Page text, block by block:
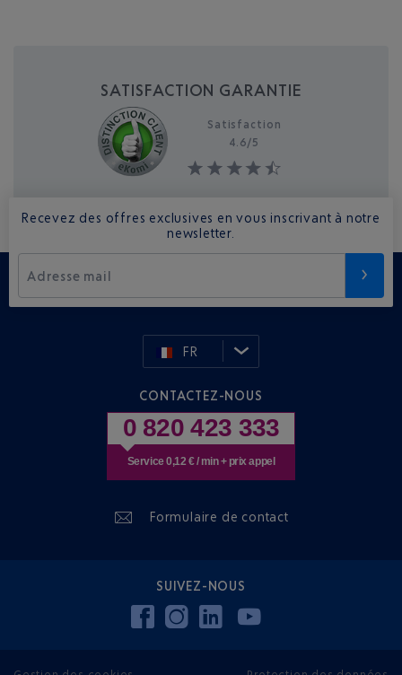
SATISFACTION GARANTIE
Satisfaction
4.6/5
Recevez des offres exclusives en vous inscrivant à notre
newsletter.
Adresse mail
FR
CONTACTEZ-NOUS
0 820 423 333
Service 0,12 € / min + prix appel
Formulaire de contact
SUIVEZ-NOUS